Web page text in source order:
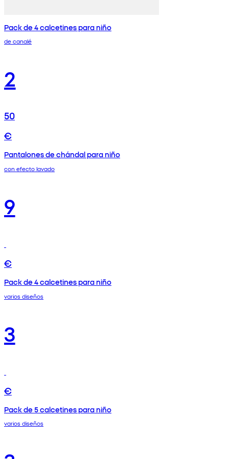
Pack de 4 calcetines para niño
de canalé
2
50
€
Pantalones de chándal para niño
con efecto lavado
9
€
Pack de 4 calcetines para niño
varios diseños
3
€
Pack de 5 calcetines para niño
varios diseños